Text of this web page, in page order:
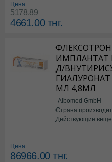
Цена
5178.89
4661.00тнг.
ИМПЛАНТАТ
Д/
ГИАЛУРОНАТ
МЛ 4,8МЛ
-Albomed GmbH
Страна
Действующие
Цена
86966.00тнг.